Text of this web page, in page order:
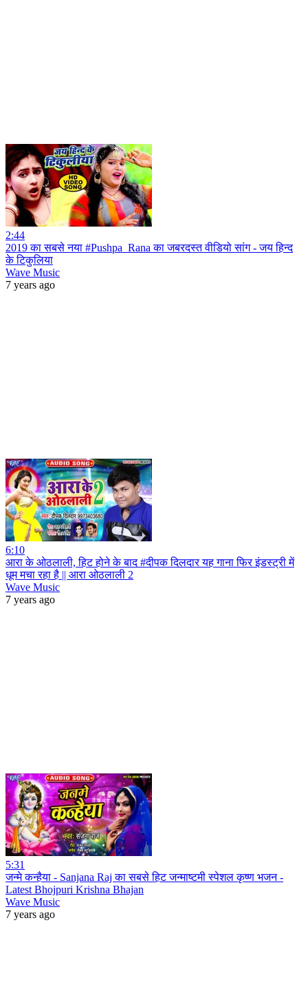
2:44
2019 का सबसे नया #Pushpa_Rana का जबरदस्त वीडियो सांग - जय हिन्द
के टिकुलिया
Wave Music
7 years ago
6:10
आरा के ओठलाली, हिट होने के बाद #दीपक दिलदार यह गाना फिर इंडस्ट्री में
धूम मचा रहा है || आरा ओठलाली 2
Wave Music
7 years ago
5:31
जन्मे कन्हैया - Sanjana Raj का सबसे हिट जन्माष्टमी स्पेशल कृष्ण भजन -
Latest Bhojpuri Krishna Bhajan
Wave Music
7 years ago